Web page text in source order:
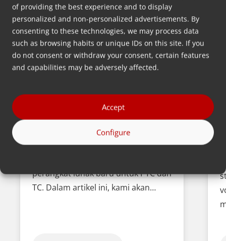
of providing the best experience and to display
personalized and non-personalized advertisements. By
consenting to these technologies, we may process data
such as browsing habits or unique IDs on this site. If you
do not consent or withdraw your consent, certain features
and capabilities may be adversely affected.
Accept
Configure
Memperkenalkan Portable
dengan Basic Recipe Mode.
Pada Q1 tahun 2024, kami
meluncurkan Portable Touchscreen
Controller (PTC) baru dengan Basic
perangkat lunak baru untuk PTC dan
TC. Dalam artikel ini, kami akan…